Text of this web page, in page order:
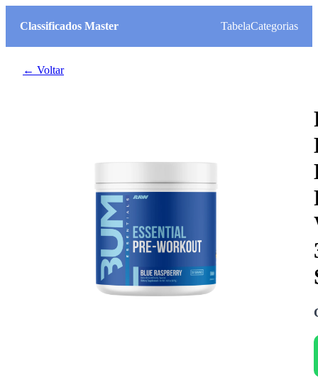
Classificados Master TabelaCategorias
← Voltar